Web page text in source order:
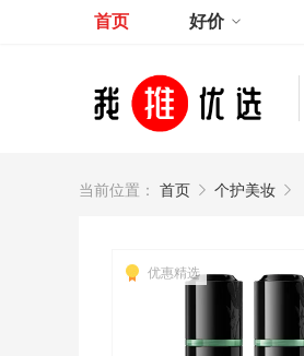
首页 好价
当前位置： 首页 个护美妆
优惠精选